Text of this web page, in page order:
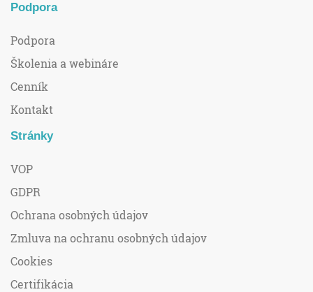
Podpora
Podpora
Školenia a webináre
Cenník
Kontakt
Stránky
VOP
GDPR
Ochrana osobných údajov
Zmluva na ochranu osobných údajov
Cookies
Certifikácia